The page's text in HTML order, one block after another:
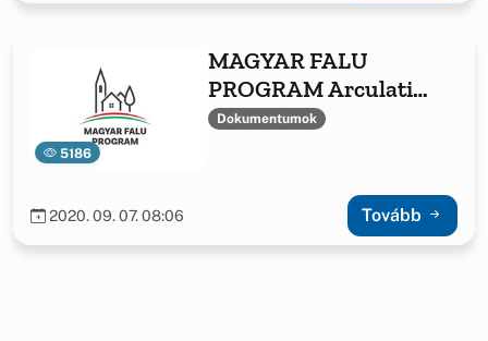
5186
MAGYAR FALU
PROGRAM Arculati
Kézikönyv
Dokumentumok
2020. 09. 07. 08:06 Tovább